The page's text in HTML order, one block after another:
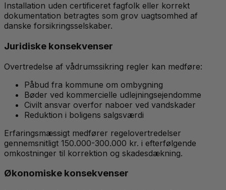
Installation uden certificeret fagfolk eller korrekt
dokumentation betragtes som grov uagtsomhed af
danske forsikringsselskaber.
Juridiske konsekvenser
Overtredelse af vådrumssikring regler kan medføre:
Påbud fra kommune om ombygning
Bøder ved kommercielle udlejningsejendomme
Civilt ansvar overfor naboer ved vandskader
Reduktion i boligens salgsværdi
Erfaringsmæssigt medfører regelovertredelser
gennemsnitligt 150.000-300.000 kr. i efterfølgende
omkostninger til korrektion og skadesdækning.
Økonomiske konsekvenser